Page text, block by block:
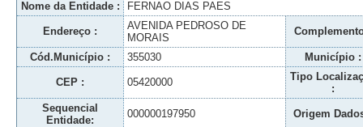
Nome da Entidade :
FERNAO DIAS PAES
Endereço :
AVENIDA PEDROSO DE
MORAIS
Cód.Município : 355030 Município :
CEP : 05420000
Tipo
:
Sequencial
Entidade:
000000197950 Origem